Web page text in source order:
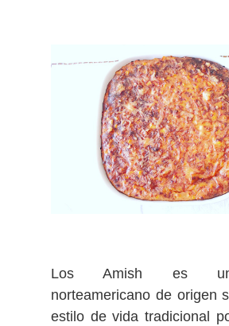
Los Amish es
norteamericano de origen
estilo de vida tradicional